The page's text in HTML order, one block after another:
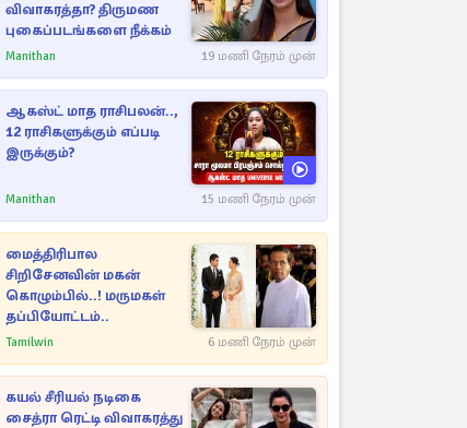
விவாகரத்தா? திருமண
புகைப்படங்களை நீக்கம்
Manithan 19 மணி நேரம் முன்
ஆகஸ்ட் மாத ராசிபலன்..,
12 ராசிகளுக்கும் எப்படி
இருக்கும்?
Manithan 15 மணி நேரம் முன்
மைத்திரிபால
சிறிசேனவின் மகன்
கொழும்பில்..! மருமகள்
தப்பியோட்டம்..
Tamilwin 6 மணி நேரம் முன்
கயல் சீரியல் நடிகை
சைத்ரா ரெட்டி விவாகரத்து